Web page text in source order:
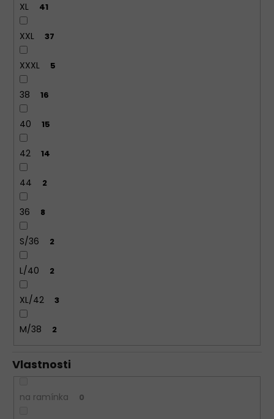
XL 41
XXL 37
XXXL 5
38 16
40 15
42 14
44 2
36 8
S/36 2
L/40 2
XL/42 3
M/38 2
Vlastnosti
na ramínka 0